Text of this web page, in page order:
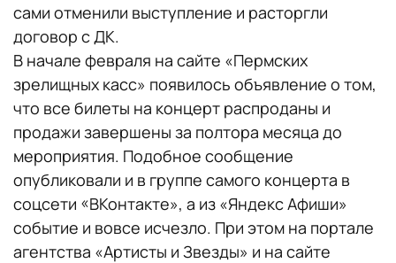
сами отменили выступление и расторгли
договор с ДК.
В начале февраля на сайте «Пермских
зрелищных касс» появилось объявление о том,
что все билеты на концерт распроданы и
продажи завершены за полтора месяца до
мероприятия. Подобное сообщение
опубликовали и в группе самого концерта в
соцсети «ВКонтакте», а из «Яндекс Афиши»
событие и вовсе исчезло. При этом на портале
агентства «Артисты и Звезды» и на сайте